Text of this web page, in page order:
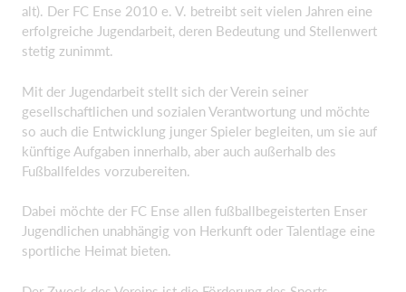
alt). Der FC Ense 2010 e. V. betreibt seit vielen Jahren eine
erfolgreiche Jugendarbeit, deren Bedeutung und Stellenwert
stetig zunimmt.
Mit der Jugendarbeit stellt sich der Verein seiner
gesellschaftlichen und sozialen Verantwortung und möchte
so auch die Entwicklung junger Spieler begleiten, um sie auf
künftige Aufgaben innerhalb, aber auch außerhalb des
Fußballfeldes vorzubereiten.
Dabei möchte der FC Ense allen fußballbegeisterten Enser
Jugendlichen unabhängig von Herkunft oder Talentlage eine
sportliche Heimat bieten.